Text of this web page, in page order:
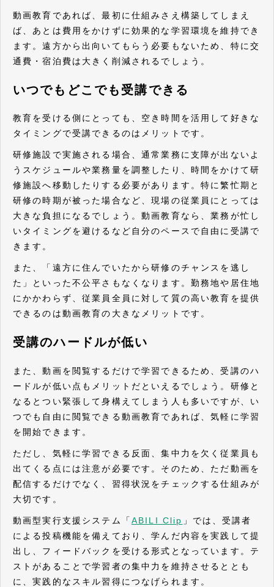
動画教育であれば、最初に仕組みさえ構築してしまえ
ば、あとは費用をかけずに効果的な学習環境を維持でき
ます。遠方から出向いてもらう必要もないため、特に交
通費・宿泊費は大きく削減されるでしょう。
いつでもどこでも受講できる
教育を受ける側にとっても、空き時間を活用して好きな
タイミングで受講できるのはメリットです。
研修施設で実施される場合、通常業務に支障が出ないよ
うスケジュールや業務量を調整したり、時間をかけて研
修施設へ移動したりする必要があります。特に繁忙期と
研修の時期が被った場合など、現場の従業員にとっては
大きな負担になるでしょう。動画教育なら、業務が忙し
いタイミングを避けるなど自分のペースで自由に受講で
きます。
また、「遠方に住んでいたから研修のチャンスを逃し
た」といった不公平さもなくなります。勤務地や居住地
にかかわらず、従業員全員に対して質の高い教育を提供
できるのは動画教育の大きなメリットです。
受講のハードルが低い
また、動画を閲覧するだけで学習できるため、受講のハ
ードルが低い点もメリットだといえるでしょう。研修と
なるとつい緊張して身構えてしまう人も多いですが、い
つでも自由に閲覧できる動画教育であれば、気軽に学習
を開始できます。
ただし、気軽に学習できる反面、集中力を欠く従業員も
出てくる点には注意が必要です。そのため、ただ動画を
配信するだけでなく、習得状況をチェックする仕組みが
大切です。
動画型実行支援システム「 ABILI Clip 」では、受講者
による投稿機能を備えており、学んだ内容を実践して提
出し、フィードバックを受ける形式となっています。テ
ストがあることで学習者の集中力を維持させるととも
に、実践的なスキル習得につなげられます。